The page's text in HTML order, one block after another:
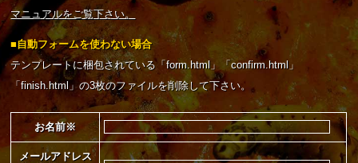
マニュアルをご覧下さい。
■自動フォームを使わない場合
テンプレートに梱包されている「form.html」「confirm.html」
「finish.html」の3枚のファイルを削除して下さい。
お名前※
メールアドレス